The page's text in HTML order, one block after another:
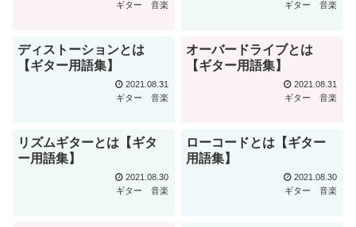
ギター
音楽
ギター
音楽
ディストーションとは
【ギター用語集】
2021.08.31
ギター
音楽
オーバードライブとは
【ギター用語集】
2021.08.31
ギター
音楽
リズムギターとは【ギタ
ー用語集】
2021.08.30
ギター
音楽
ローコードとは【ギター
用語集】
2021.08.30
ギター
音楽